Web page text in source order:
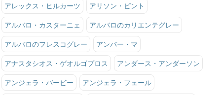
アレックス・ヒルカーツ アリソン・ピント
アルバロ・カスターニェ アルバロのカリエンテグレー
アルバロのフレスコグレー アンバー・マ
アナスタシオス・ゲオルゴプロス アンダース・アンダーソン
アンジェラ・バービー アンジェラ・フェール